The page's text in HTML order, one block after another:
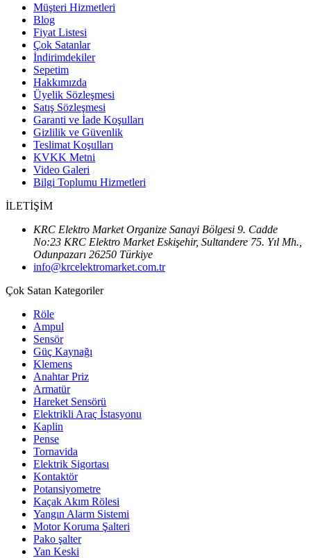
Müşteri Hizmetleri
Blog
Fiyat Listesi
Çok Satanlar
İndirimdekiler
Sepetim
Hakkımızda
Üyelik Sözleşmesi
Satış Sözleşmesi
Garanti ve İade Koşulları
Gizlilik ve Güvenlik
Teslimat Koşulları
KVKK Metni
Video Galeri
Bilgi Toplumu Hizmetleri
İLETİŞİM
KRC Elektro Market Organize Sanayi Bölgesi 9. Cadde
No:23 KRC Elektro Market Eskişehir, Sultandere 75. Yıl Mh.,
Odunpazarı 26250 Türkiye
info@krcelektromarket.com.tr
Çok Satan Kategoriler
Röle
Ampul
Sensör
Güç Kaynağı
Klemens
Anahtar Priz
Armatür
Hareket Sensörü
Elektrikli Araç İstasyonu
Kaplin
Pense
Tornavida
Elektrik Sigortası
Kontaktör
Potansiyometre
Kaçak Akım Rölesi
Yangın Alarm Sistemi
Motor Koruma Şalteri
Pako şalter
Yan Keski